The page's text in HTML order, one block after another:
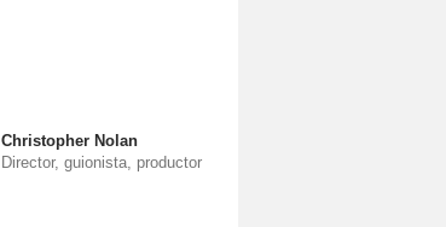
Christopher Nolan
Director, guionista, productor